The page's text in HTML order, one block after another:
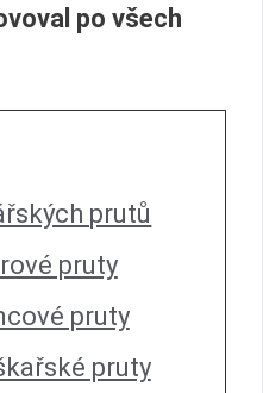
po všech
prutů
pruty
pruty
pruty